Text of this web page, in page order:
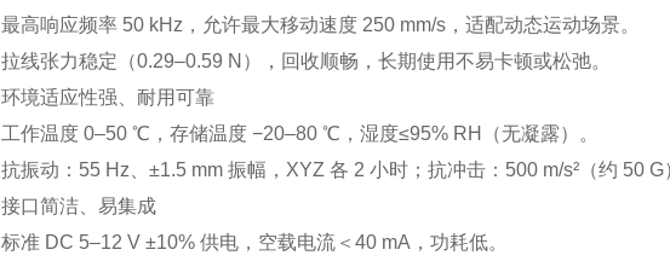
最高响应频率 50 kHz，允许最大移动速度 250 mm/s，适配动态运动场景。
拉线张力稳定（0.29–0.59 N），回收顺畅，长期使用不易卡顿或松弛。
环境适应性强、耐用可靠
工作温度 0–50 ℃，存储温度 −20–80 ℃，湿度≤95% RH（无凝露）。
抗振动：55 Hz、±1.5 mm 振幅，XYZ 各 2 小时；抗冲击：500 m/s²（约 50 G
接口简洁、易集成
标准 DC 5–12 V ±10% 供电，空载电流＜40 mA，功耗低。